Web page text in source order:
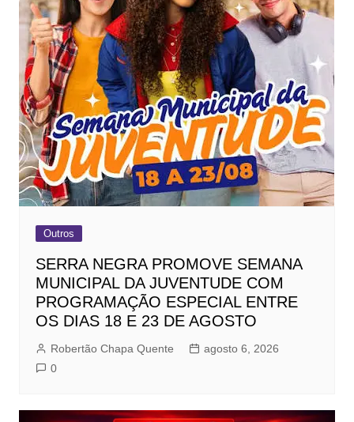
Outros
SERRA NEGRA PROMOVE SEMANA
MUNICIPAL DA JUVENTUDE COM
PROGRAMAÇÃO ESPECIAL ENTRE
OS DIAS 18 E 23 DE AGOSTO
Robertão Chapa Quente
agosto 6, 2026
0